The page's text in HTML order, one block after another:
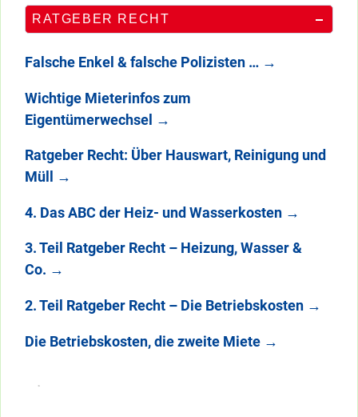
RATGEBER RECHT
Falsche Enkel & falsche Polizisten … →
Wichtige Mieterinfos zum
Eigentümerwechsel →
Ratgeber Recht: Über Hauswart, Reinigung und
Müll
→
4. Das ABC der Heiz- und Wasserkosten →
3. Teil Ratgeber Recht – Heizung, Wasser &
Co. →
2. Teil Ratgeber Recht – Die Betriebskosten →
Die Betriebskosten, die zweite Miete →